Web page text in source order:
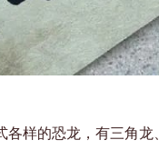
样的恐龙，有三角